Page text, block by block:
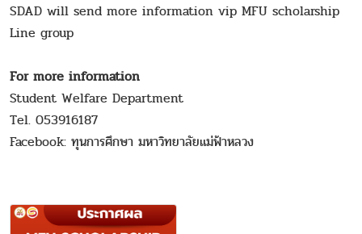
SDAD will send more information vip MFU scholarship
Line group
For more information
Student Welfare Department
Tel. 053916187
Facebook: ทุนการศึกษา มหาวิทยาลัยแม่ฟ้าหลวง